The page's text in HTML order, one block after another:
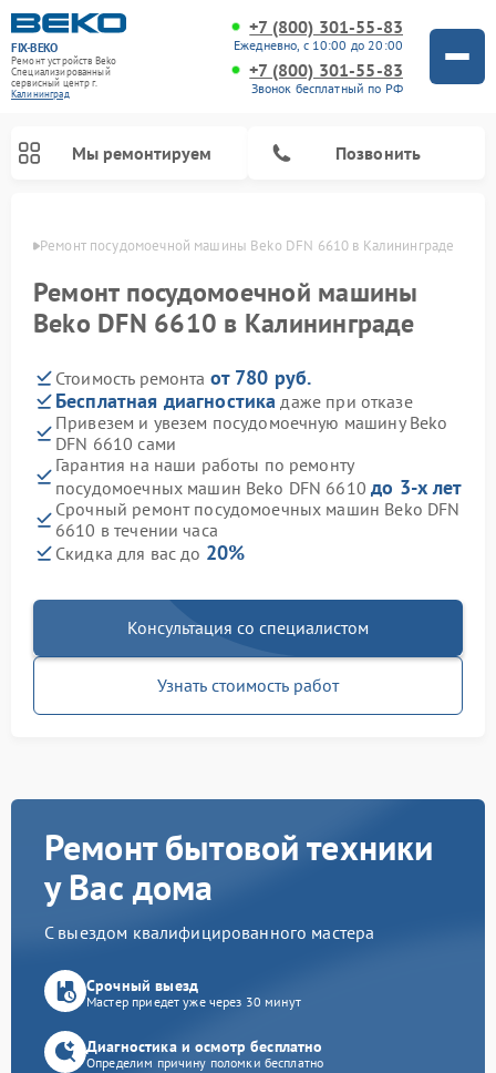
FIX-BEKO
Ремонт устройств Beko
Специализированный
cервисный центр г.
Калининград
+7 (800) 301-55-83
Ежедневно, с 10:00 до 20:00
+7 (800) 301-55-83
Звонок бесплатный по РФ
Мы ремонтируем Позвонить
Ремонт посудомоечной машины Beko DFN 6610 в Калининграде
Ремонт посудомоечной машины
Beko DFN 6610 в Калининграде
Стоимость ремонта от 780 руб.
Бесплатная диагностика даже при отказе
Привезем и увезем посудомоечную машину Beko
DFN 6610 сами
Гарантия на наши работы по ремонту
посудомоечных машин Beko DFN 6610до 3-х лет
Срочный ремонт посудомоечных машин Beko DFN
6610 в течении часа
Скидка для вас до 20%
Консультация со специалистом
Узнать стоимость работ
Ремонт бытовой техники
у Вас дома
С выездом квалифицированного мастера
Срочный выезд
Мастер приедет уже через 30 минут
Диагностика и осмотр бесплатно
Определим причину поломки бесплатно